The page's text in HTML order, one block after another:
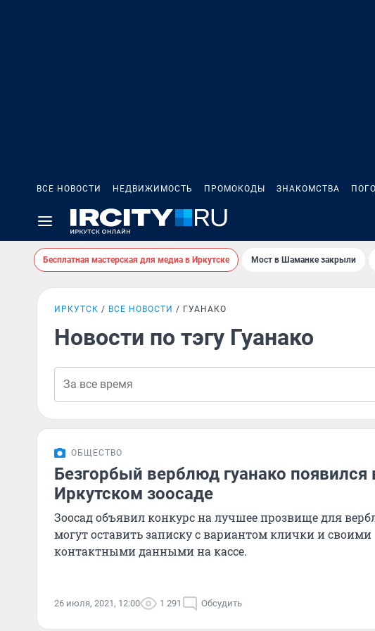
ВСЕ НОВОСТИ НЕДВИЖИМОСТЬ ПРОМОКОДЫ ЗНАКОМСТВА
Бесплатная мастерская для медиа в Иркутске Мост в Шаманке закрыли
ИРКУТСК ВСЕ НОВОСТИ ГУАНАКО
Новости по тэгу Гуанако
ОБЩЕСТВО
Безгорбый верблюд гуанако появился
Иркутском зоосаде
Зоосад объявил конкурс на лучшее прозвище для
могут оставить записку с вариантом клички и своими
контактными данными на кассе.
26 июля, 2021, 12:00 1 291 Обсудить